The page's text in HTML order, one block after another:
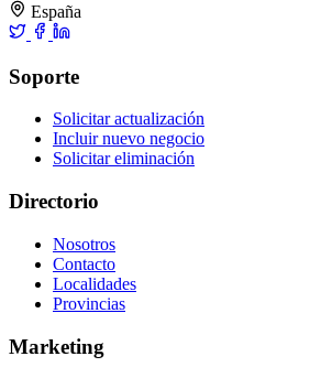
España
Soporte
Solicitar actualización
Incluir nuevo negocio
Solicitar eliminación
Directorio
Nosotros
Contacto
Localidades
Provincias
Marketing